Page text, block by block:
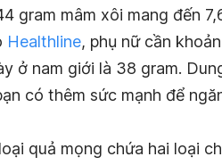
gram mâm xôi mang đến
Healthline, phụ nữ cần
ở nam giới là 38 gram.
có thêm sức mạnh để
quả mọng chứa hai loại